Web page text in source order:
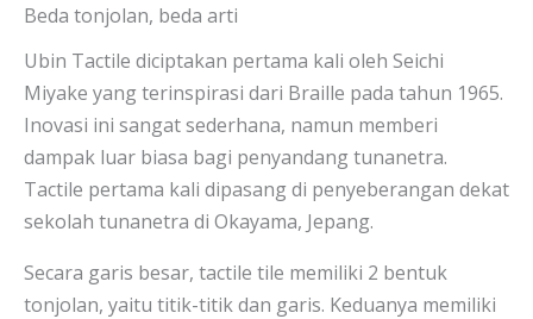
Beda tonjolan, beda arti
Ubin Tactile diciptakan pertama kali oleh Seichi
Miyake yang terinspirasi dari Braille pada tahun 1965.
Inovasi ini sangat sederhana, namun memberi
dampak luar biasa bagi penyandang tunanetra.
Tactile pertama kali dipasang di penyeberangan dekat
sekolah tunanetra di Okayama, Jepang.
Secara garis besar, tactile tile memiliki 2 bentuk
tonjolan, yaitu titik-titik dan garis. Keduanya memiliki